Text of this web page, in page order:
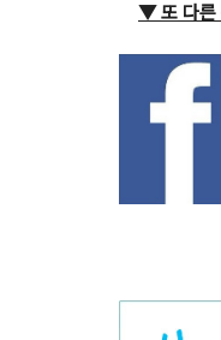
▼ 또 다른